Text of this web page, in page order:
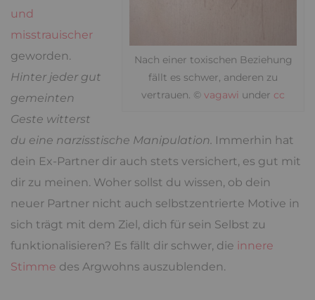
Nach einer toxischen Beziehung
fällt es schwer, anderen zu
vertrauen. © vagawi under cc
und
misstrauischer
geworden.
Hinter jeder gut
gemeinten
Geste witterst
du eine narzisstische Manipulation. Immerhin hat
dein Ex-Partner dir auch stets versichert, es gut mit
dir zu meinen. Woher sollst du wissen, ob dein
neuer Partner nicht auch selbstzentrierte Motive in
sich trägt mit dem Ziel, dich für sein Selbst zu
funktionalisieren? Es fällt dir schwer, die innere
Stimme des Argwohns auszublenden.